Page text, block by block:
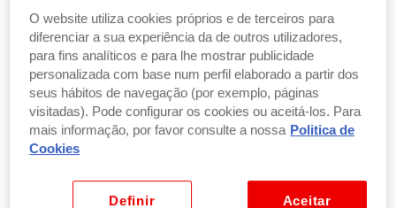
Fundos de investimento
Reforma (PPR e FPR)
Seguros financeiros
O website utiliza cookies próprios e de terceiros para
diferenciar a sua experiência da de outros utilizadores,
para fins analíticos e para lhe mostrar publicidade
personalizada com base num perfil elaborado a partir dos
seus hábitos de navegação (por exemplo, páginas
visitadas). Pode configurar os cookies ou aceitá-los. Para
mais informação, por favor consulte a nossa Politica de
Cookies
Aceitar
Definir